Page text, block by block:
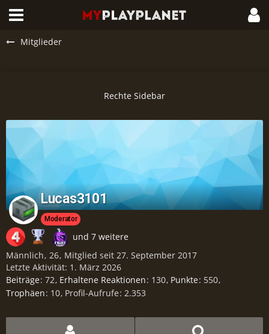
Mitglieder
Lucas3101
Moderator
und 7 weitere
Männlich 26 Mitglied seit 27. September 2017
Letzte Aktivität: 1. März 2026
Beiträge 72 Erhaltene Reaktionen 130 Punkte 550
Trophäen 10 Profil-Aufrufe 2.353